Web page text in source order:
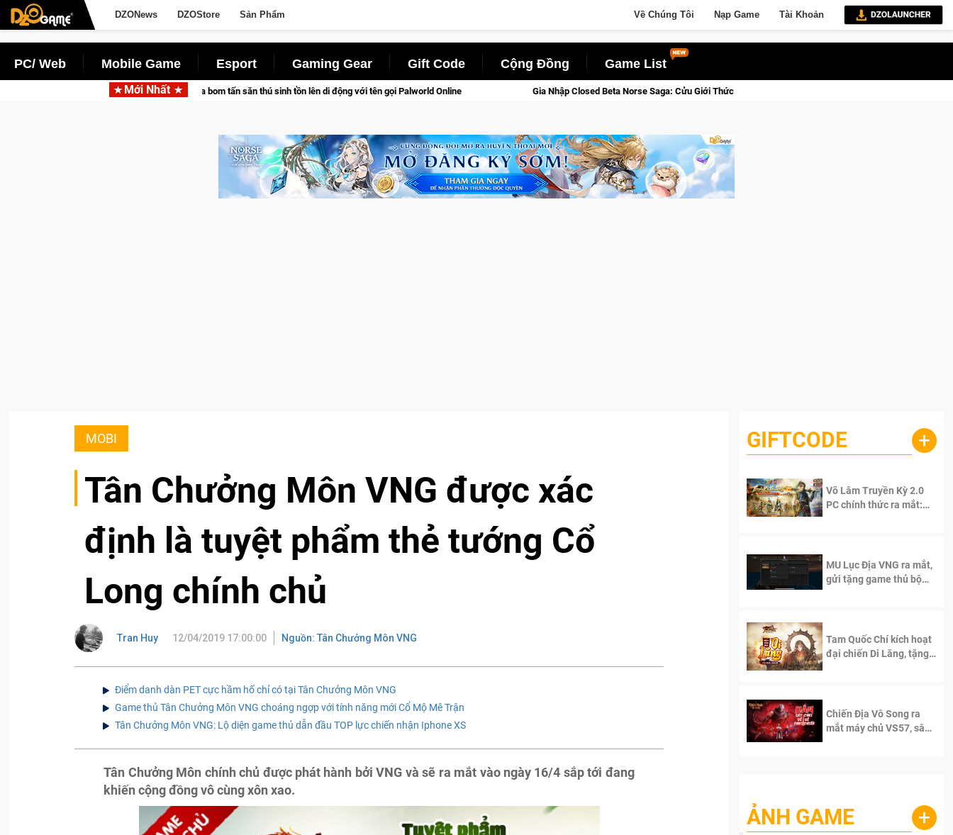
DZONews DZOStore Sản Phẩm Về Chúng Tôi Nạp Game Tài Khoản
PC/ Web Mobile Game Esport Gaming Gear Gift Code Cộng Đồng Game List
Mới Nhất
Pocketpair đưa bom tấn săn thú sinh tồn lên di động với tên gọi Palworld Online Gia Nhập Closed Beta Norse Saga: Cửu Giới Thức Tỉnh, Săn DJI Osmo Pocket 3 Ngay Hôm Nay
MOBI
Tân Chưởng Môn VNG được xác
định là tuyệt phẩm thẻ tướng Cổ
Long chính chủ
Tran Huy 12/04/2019 17:00:00 Nguồn: Tân Chưởng Môn VNG
Điểm danh dàn PET cực hầm hố chỉ có tại Tân Chưởng Môn VNG
Game thủ Tân Chưởng Môn VNG choáng ngợp với tính năng mới Cổ Mộ Mê Trận
Tân Chưởng Môn VNG: Lộ diện game thủ dẫn đầu TOP lực chiến nhận Iphone XS
Tân Chưởng Môn chính chủ được phát hành bởi VNG và sẽ ra mắt vào ngày 16/4 sắp tới đang
khiến cộng đồng vô cùng xôn xao.
GIFTCODE +
Võ Lâm Truyền Kỳ 2.0
PC chính thức ra mắt:
MU Lục Địa VNG ra mắt,
gửi tặng game thủ bộ
Tam Quốc Chí kích hoạt
đại chiến Di Lăng, tặng
Chiến Địa Vô Song ra
mắt máy chủ VS57, sân
ẢNH GAME +
Lala Croft vừa nóng vừa xinh dưới nét vẽ